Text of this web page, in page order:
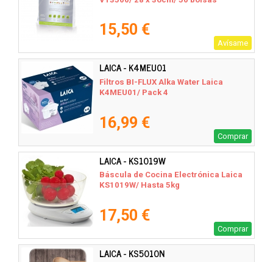
15,50 €
Avísame
LAICA - K4MEU01
Filtros BI-FLUX Alka Water Laica
K4MEU01/ Pack 4
16,99 €
Comprar
LAICA - KS1019W
Báscula de Cocina Electrónica Laica
KS1019W/ Hasta 5kg
17,50 €
Comprar
LAICA - KS5010N